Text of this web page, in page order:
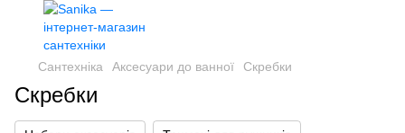
Сантехніка Аксесуари до ванної Скребки
Скребки